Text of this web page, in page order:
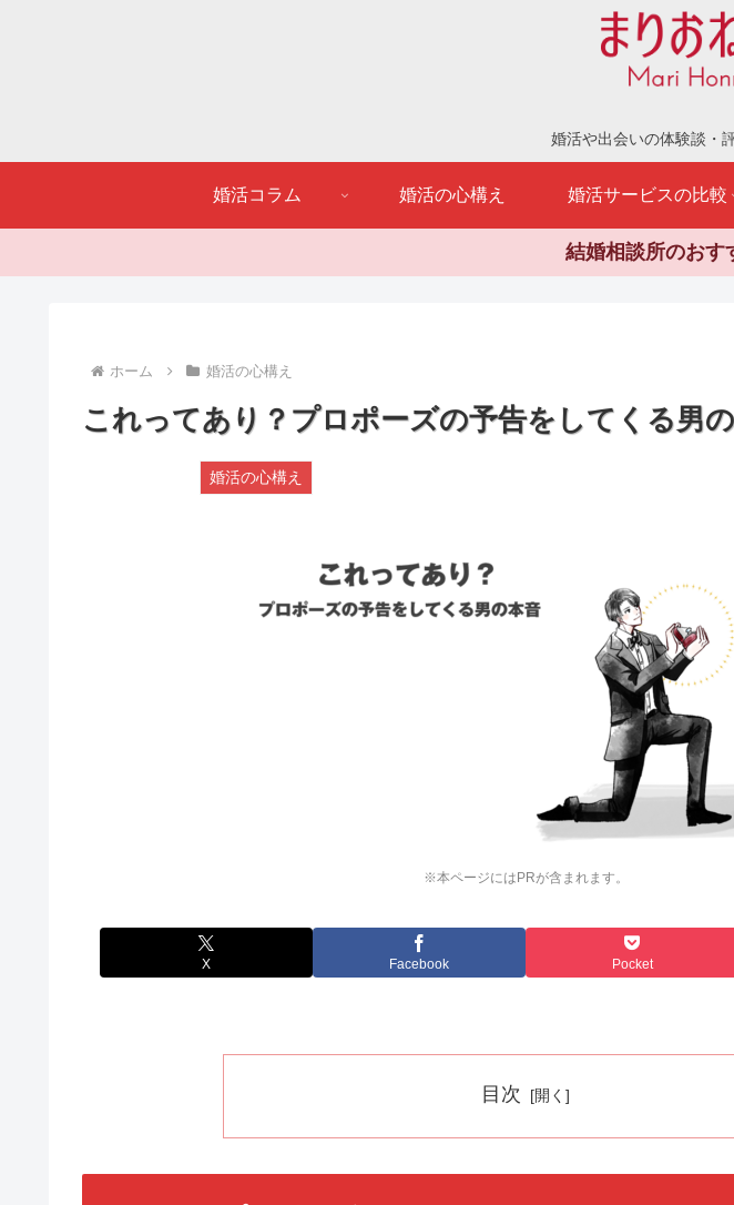
婚活や出会いの体験談・
婚活コラム 婚活の心構え 婚活サービスの比較
結婚相談所のおす
ホーム 婚活の心構え
これってあり？プロポーズの予告をしてくる男
※本ページにはPRが含まれます。
婚活の心構え
X Facebook Pocket
目次